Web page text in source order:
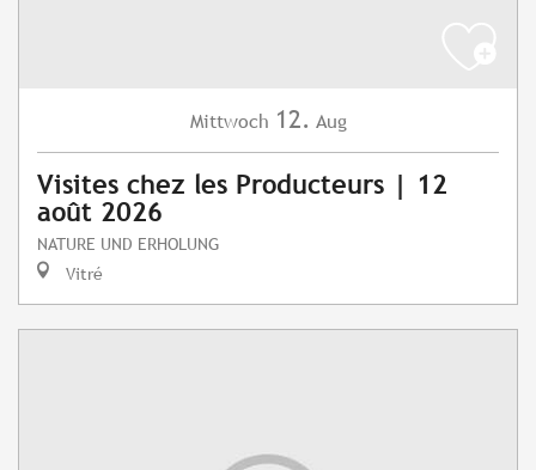
Mittwoch 12. Aug
Visites chez les Producteurs | 12
août 2026
NATURE UND ERHOLUNG
Vitré